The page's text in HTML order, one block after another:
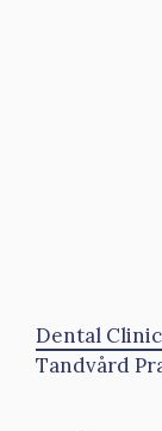
Dental
Tandvård